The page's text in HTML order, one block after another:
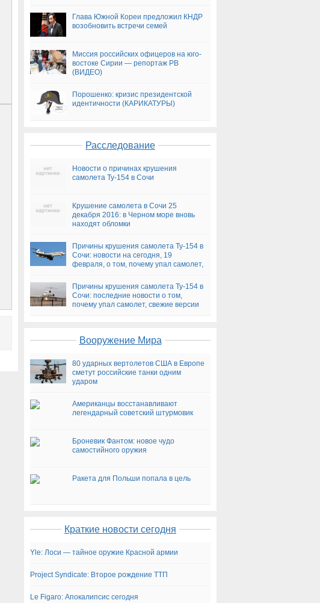
Глава Южной Кореи предложил КНДР
возобновить встречи семей
Миссия российских офицеров на юго-
востоке Сирии — репортаж РВ
(ВИДЕО)
Порошенко: кризис президентской
идентичности (КАРИКАТУРЫ)
Расследование
Новости о причинах крушения
самолета Ту-154 в Сочи
Крушение самолета в Сочи 25
декабря 2016: в Черном море вновь
находят обломки
Причины крушения самолета Ту-154 в
Сочи: новости на сегодня, 19
февраля, о том, почему упал самолет,
Причины крушения самолета Ту-154 в
Сочи: последние новости о том,
почему упал самолет, свежие версии
Вооружение Мира
80 ударных вертолетов США в Европе
сметут российские танки одним
ударом
Американцы восстанавливают
легендарный советский штурмовик
Броневик Фантом: новое чудо
самостийного оружия
Ракета для Польши попала в цель
Краткие новости сегодня
Yle: Лоси — тайное оружие Красной армии
Project Syndicate: Второе рождение ТТП
Le Figaro: Апокалипсис сегодня